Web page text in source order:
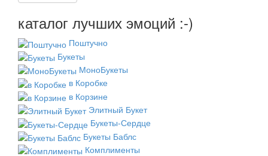
каталог лучших эмоций :-)
Поштучно
Букеты
МоноБукеты
в Коробке
в Корзине
Элитный Букет
Букеты-Сердце
Букеты Баблс
Комплименты